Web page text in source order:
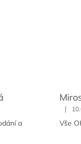
a
|
Vše